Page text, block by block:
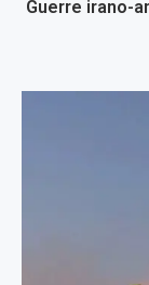
Guerre irano-